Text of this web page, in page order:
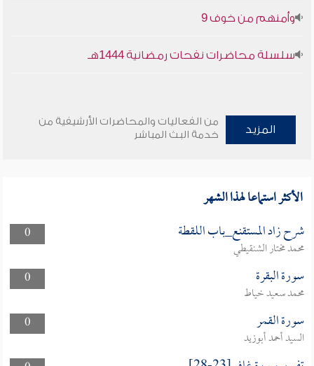
وأمنهم من خوف 9
سلسلة محاضرات نفحات رمضانية 1444هـ
المزيد
من الفعاليات والمحاضرات الأرشيفية من
خدمة البث المباشر
الأكثر استماعا لهذا الشهر
0 شرح زاد المستقنع_باب اللقطة
محمد مختار الشنقيطي
0
سورة البقرة
محمد سعيد خياط
0
سورة القمر
السيد أحمد أبوزيد